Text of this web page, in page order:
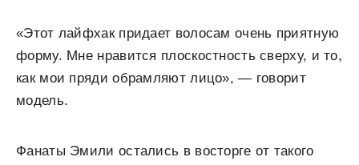
«Этот лайфхак придает волосам очень приятную
форму. Мне нравится плоскостность сверху, и то,
как мои пряди обрамляют лицо», — говорит
модель.
Фанаты Эмили остались в восторге от такого